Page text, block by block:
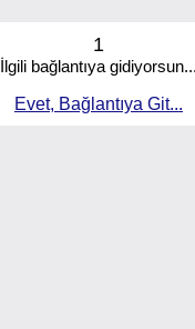
1
İlgili bağlantıya gidiyorsun...
Evet, Bağlantıya Git...